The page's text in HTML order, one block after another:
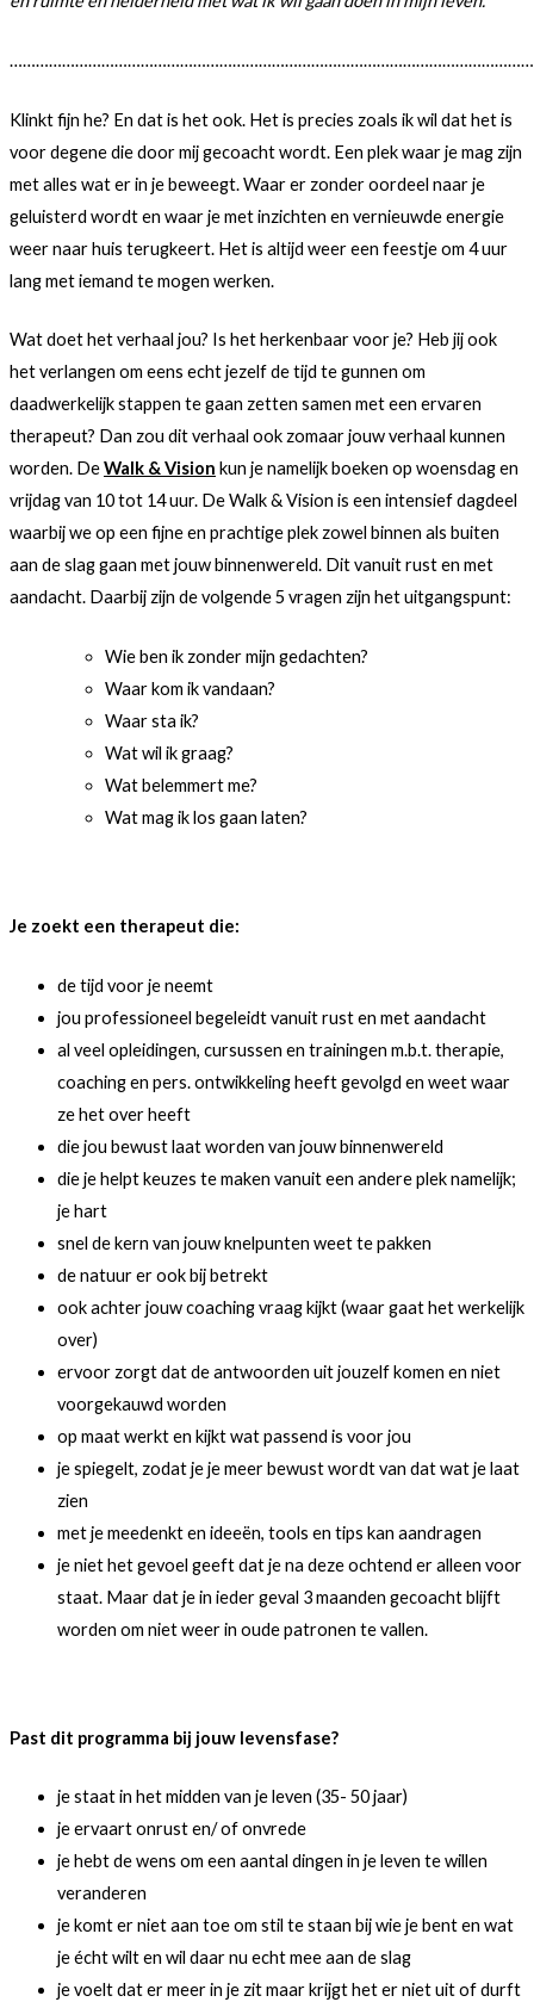
Klinkt fijn he? En dat is het ook. Het is precies zoals ik wil dat het is
voor degene die door mij gecoacht wordt. Een plek waar je mag zijn
met alles wat er in je beweegt. Waar er zonder oordeel naar je
geluisterd wordt en waar je met inzichten en vernieuwde energie
weer naar huis terugkeert. Het is altijd weer een feestje om 4 uur
lang met iemand te mogen werken.
Wat doet het verhaal jou? Is het herkenbaar voor je? Heb jij ook
het verlangen om eens echt jezelf de tijd te gunnen om
daadwerkelijk stappen te gaan zetten samen met een ervaren
therapeut? Dan zou dit verhaal ook zomaar jouw verhaal kunnen
worden. DeWalk & Vision kun je namelijk boeken op woensdag en
vrijdag van 10 tot 14 uur. De Walk & Vision is een intensief dagdeel
waarbij we op een fijne en prachtige plek zowel binnen als buiten
aan de slag gaan met jouw binnenwereld. Dit vanuit rust en met
aandacht. Daarbij zijn de volgende 5 vragen zijn het uitgangspunt:
Wie ben ik zonder mijn gedachten?
Waar kom ik vandaan?
Waar sta ik?
Wat wil ik graag?
Wat belemmert me?
Wat mag ik los gaan laten?
Je zoekt een therapeut die:
de tijd voor je neemt
jou professioneel begeleidt vanuit rust en met aandacht
al veel opleidingen, cursussen en trainingen m.b.t. therapie,
coaching en pers. ontwikkeling heeft gevolgd en weet waar
ze het over heeft
die jou bewust laat worden van jouw binnenwereld
die je helpt keuzes te maken vanuit een andere plek namelijk;
je hart
snel de kern van jouw knelpunten weet te pakken
de natuur er ook bij betrekt
ook achter jouw coaching vraag kijkt (waar gaat het werkelijk
over)
ervoor zorgt dat de antwoorden uit jouzelf komen en niet
voorgekauwd worden
op maat werkt en kijkt wat passend is voor jou
je spiegelt, zodat je je meer bewust wordt van dat wat je laat
zien
met je meedenkt en ideeën, tools en tips kan aandragen
je niet het gevoel geeft dat je na deze ochtend er alleen voor
staat. Maar dat je in ieder geval 3 maanden gecoacht blijft
worden om niet weer in oude patronen te vallen.
Past dit programma bij jouw levensfase?
je staat in het midden van je leven (35- 50 jaar)
je ervaart onrust en/ of onvrede
je hebt de wens om een aantal dingen in je leven te willen
veranderen
je komt er niet aan toe om stil te staan bij wie je bent en wat
je écht wilt en wil daar nu echt mee aan de slag
je voelt dat er meer in je zit maar krijgt het er niet uit of durft